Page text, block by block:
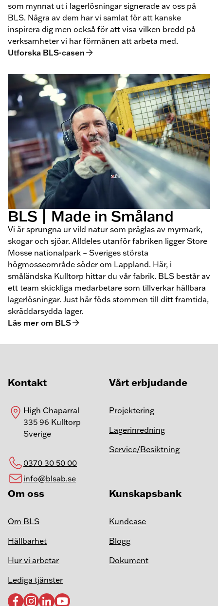
som mynnat ut i lagerlösningar signerade av oss på
BLS. Några av dem har vi samlat för att kanske
inspirera dig men också för att visa vilken bredd på
verksamheter vi har förmånen att arbeta med.
Utforska BLS-casen
BLS | Made in Småland
Vi är sprungna ur vild natur som präglas av myrmark,
skogar och sjöar. Alldeles utanför fabriken ligger Store
Mosse nationalpark – Sveriges största
högmosseområde söder om Lappland. Här, i
småländska Kulltorp hittar du vår fabrik. BLS består av
ett team skickliga medarbetare som tillverkar hållbara
lagerlösningar. Just här föds stommen till ditt framtida,
skräddarsydda lager.
Läs mer om BLS
Kontakt
High Chaparral
335 96 Kulltorp
Sverige
0370 30 50 00
info@blsab.se
Vårt erbjudande
Projektering
Lagerinredning
Service/Besiktning
Om oss
Om BLS
Hållbarhet
Hur vi arbetar
Lediga tjänster
Kunskapsbank
Kundcase
Blogg
Dokument